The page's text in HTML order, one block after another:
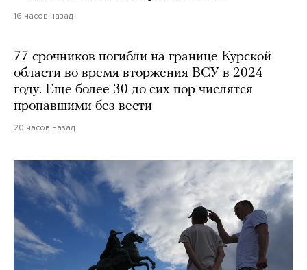
16 часов назад
77 срочников погибли на границе Курской
области во время вторжения ВСУ в 2024
году. Еще более 30 до сих пор числятся
пропавшими без вести
20 часов назад